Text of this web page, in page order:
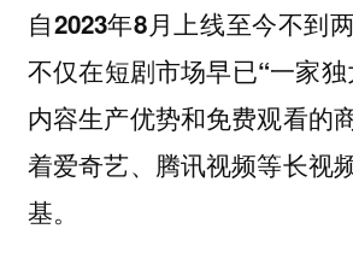
自2023年8月上线至今不到
不仅在短剧市场早已“一家独
内容生产优势和免费观看的
着爱奇艺、腾讯视频等长视
基。